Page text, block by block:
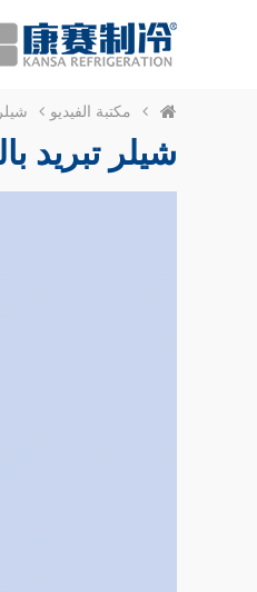
مكتبة الفيديو
شيلر تبريد